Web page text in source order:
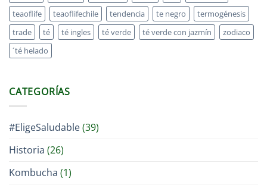
teaoflife
teaoflifechile tendencia te negro
termogénesis
trade
té té ingles té verde té verde con jazmín
zodiaco
´té helado
CATEGORÍAS
#EligeSaludable(39)
Historia (26)
Kombucha (1)